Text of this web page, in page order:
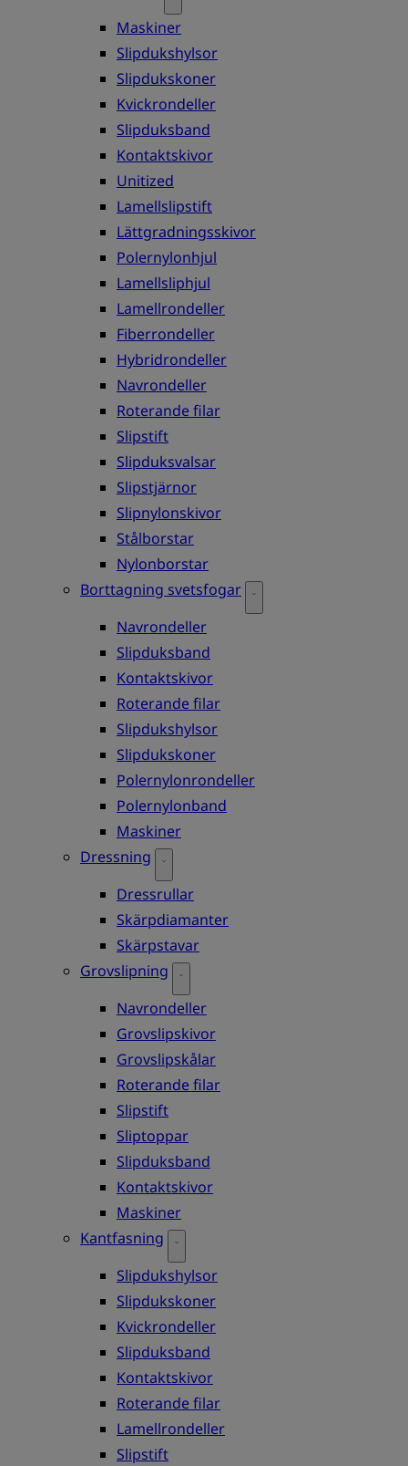
Maskiner
Slipdukshylsor
Slipdukskoner
Kvickrondeller
Slipduksband
Kontaktskivor
Unitized
Lamellslipstift
Lättgradningsskivor
Polernylonhjul
Lamellsliphjul
Lamellrondeller
Fiberrondeller
Hybridrondeller
Navrondeller
Roterande filar
Slipstift
Slipduksvalsar
Slipstjärnor
Slipnylonskivor
Stålborstar
Nylonborstar
Borttagning svetsfogar
Navrondeller
Slipduksband
Kontaktskivor
Roterande filar
Slipdukshylsor
Slipdukskoner
Polernylonrondeller
Polernylonband
Maskiner
Dressning
Dressrullar
Skärpdiamanter
Skärpstavar
Grovslipning
Navrondeller
Grovslipskivor
Grovslipskålar
Roterande filar
Slipstift
Sliptoppar
Slipduksband
Kontaktskivor
Maskiner
Kantfasning
Slipdukshylsor
Slipdukskoner
Kvickrondeller
Slipduksband
Kontaktskivor
Roterande filar
Lamellrondeller
Slipstift